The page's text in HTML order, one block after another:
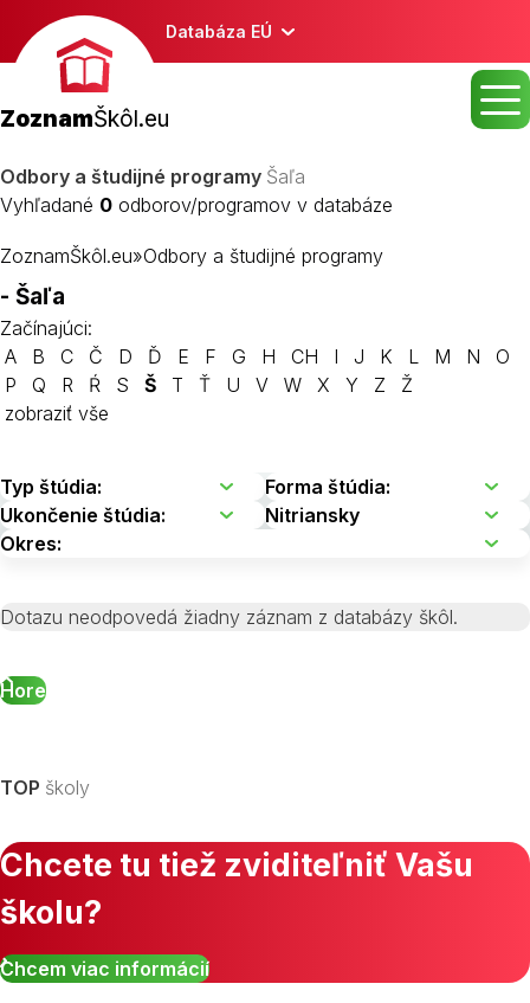
Databáza EÚ
ZoznamŠkôl.eu
Odbory a študijné programy Šaľa
Vyhľadané 0 odborov/programov v databáze
ZoznamŠkôl.eu»Odbory a študijné programy
- Šaľa
Začínajúci:
A
B C Č D Ď E F G H CH I J K L M N
O
P
Q R Ŕ S Š T Ť U V W X Y Z
Ž
zobraziť vše
Dotazu neodpovedá žiadny záznam z databázy škôl.
Hore
TOP školy
Chcete tu tiež zviditeľniť Vašu
školu?
Chcem viac informácií